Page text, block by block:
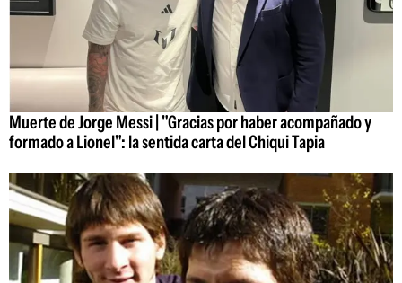
Muerte de Jorge Messi | "Gracias por haber acompañado y
formado a Lionel": la sentida carta del Chiqui Tapia